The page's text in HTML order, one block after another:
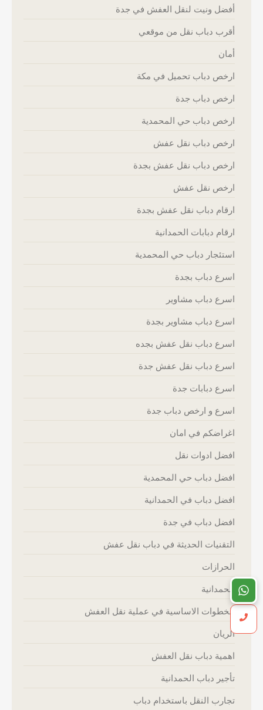
أفضل ونيت لنقل العفش في جدة
أقرب دباب نقل من موقعي
أمان
ارخص دباب تحميل في مكة
ارخص دباب جدة
ارخص دباب حي المحمدية
ارخص دباب نقل عفش
ارخص دباب نقل عفش بجدة
ارخص نقل عفش
ارقام دباب نقل عفش بجدة
ارقام دبابات الحمدانية
استئجار دباب حي المحمدية
اسرع دباب بجدة
اسرع دباب مشاوير
اسرع دباب مشاوير بجدة
اسرع دباب نقل عفش بجده
اسرع دباب نقل عفش جدة
اسرع دبابات جدة
اسرع و ارخص دباب جدة
اغراضكم في امان
افضل ادوات نقل
افضل دباب حي المحمدية
افضل دباب في الحمدانية
افضل دباب في جدة
التقنيات الحديثة في دباب نقل عفش
الحرازات
الحمدانية
الخطوات الاساسية في عملية نقل العفش
الريان
اهمية دباب نقل العفش
تأجير دباب الحمدانية
تجارب النقل باستخدام دباب